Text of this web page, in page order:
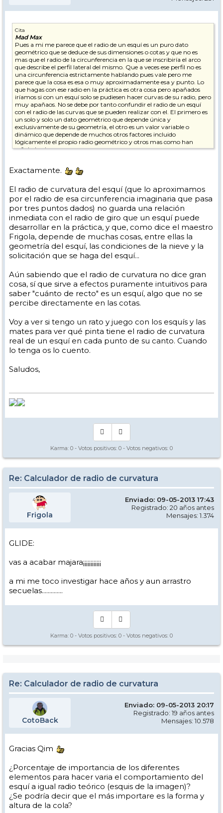
Cita
Mad Max
Pues a mi me parece que el radio de un esquí es un puro dato
geométrico que se deduce de sus dimensiones o cotas y que no es
mas que el radio de la circunferencia en la que se inscribiría el arco
que describe el perfil lateral del mismo. Que a veces ese perfil no es
una circunferencia estrictamente hablando pues vale pero me
parece que la cosa es esa o muy aproximadamente esa y punto. Lo
que hagas con ese radio en la práctica es otra cosa pero apañados
iríamos si con un esquí solo se pudiesen hacer curvas de su radio, pero
muy apañaos. No se debe por tanto confundir el radio de un esquí
con el radio de las curvas que se pueden realizar con el. El primero es
un solo y solo un dato geométrico que depende única y
exclusivamente de su geometría, el otro es un valor variable o
dinámico que depende de muchos otros factores incluido
lógicamente el propio radio geométrico y otros mas como han
señalado algunos.
para calcular la circunferencia que pasa por tres puntos dados y que
conociendo el punto de máxima anchura de la espátula, el punto de
mínima anchura del patín y el punto de máxima anchura de la cola
además de la distancia entre ellos que viene en parte determinada
por la longitud aunque deberíamos conocer al menos la distancia del
centro a la cola o a la espátula para saberlo con total exactitud. Por
eso el calculador FIS nos pide esos datos y nada mas y nos da un solo
radio por esquí ya que es eso y solo eso, un dato geométrico deducible
de sus cotas y dimensiones.
Exactamente.
El radio de curvatura del esquí (que lo aproximamos
por el radio de esa circunferencia imaginaria que pasa
por tres puntos dados) no guarda una relación
inmediata con el radio de giro que un esquí puede
desarrollar en la práctica, y que, como dice el maestro
Frigola, depende de muchas cosas, entre ellas la
geometría del esquí, las condiciones de la nieve y la
solicitación que se haga del esquí...
Aún sabiendo que el radio de curvatura no dice gran
cosa, sí que sirve a efectos puramente intuitivos para
saber "cuánto de recto" es un esquí, algo que no se
percibe directamente en las cotas.
Voy a ver si tengo un rato y juego con los esquís y las
mates para ver qué pinta tiene el radio de curvatura
real de un esquí en cada punto de su canto. Cuando
lo tenga os lo cuento.
Saludos,
Karma: 0 - Votos positivos: 0 - Votos negativos: 0
Re: Calculador de radio de curvatura
Frigola
Enviado: 09-05-2013 17:43
Registrado: 20 años antes
Mensajes: 1.374
GLIDE:
vas a acabar majara¡¡¡¡¡¡¡¡¡¡¡¡
a mi me toco investigar hace años y aun arrastro
secuelas..............
Karma: 0 - Votos positivos: 0 - Votos negativos: 0
Re: Calculador de radio de curvatura
CotoBack
Enviado: 09-05-2013 20:17
Registrado: 19 años antes
Mensajes: 10.578
Gracias Qim
¿Porcentaje de importancia de los diferentes
elementos para hacer varia el comportamiento del
esquí a igual radio teórico (esquis de la imagen)?
¿Se podría decir que el más importare es la forma y
altura de la cola?